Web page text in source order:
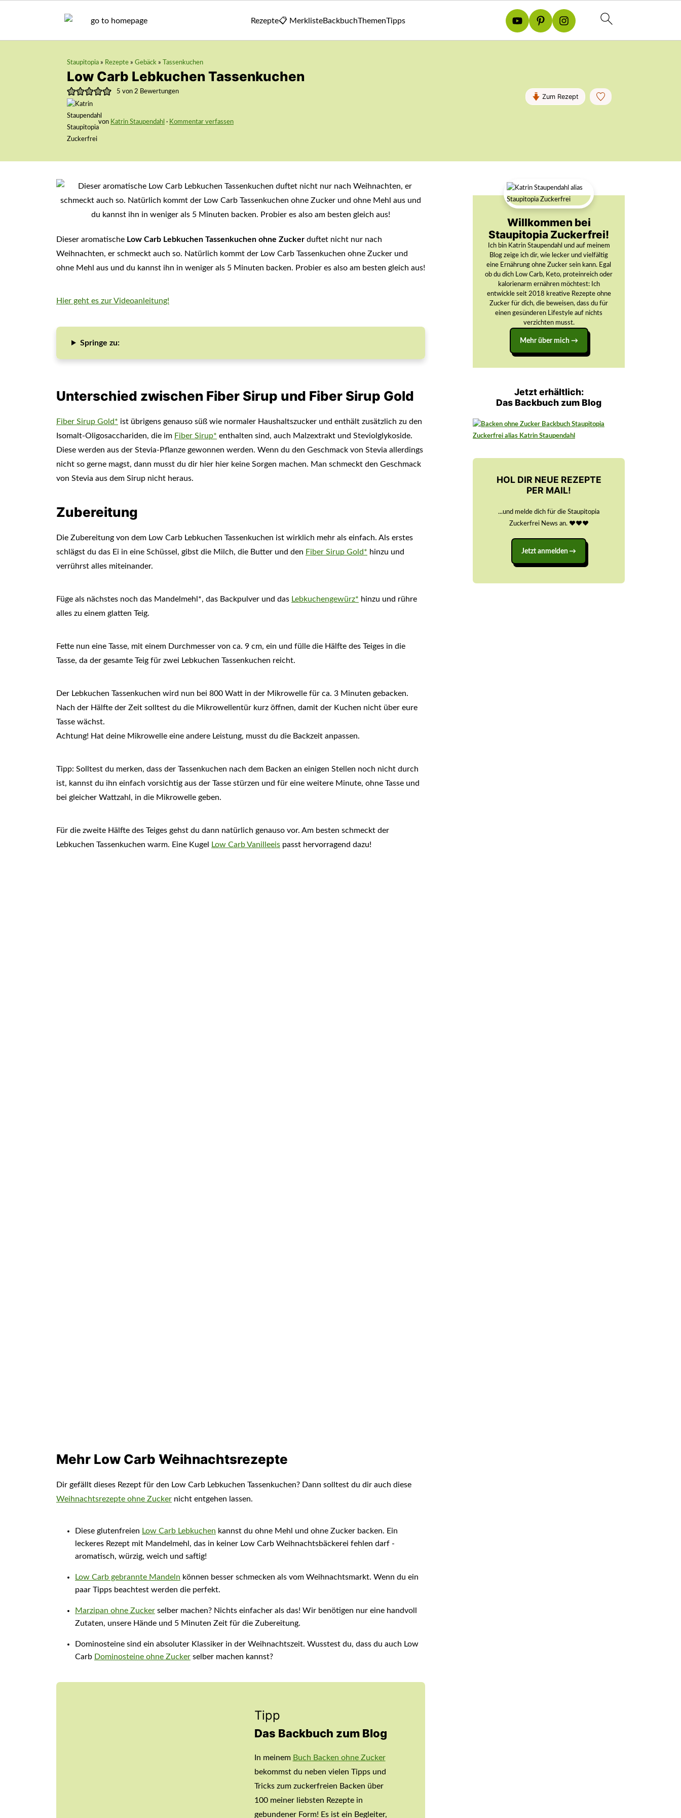
Rezepte📋 MerklisteBackbuchThemenTipps
Staupitopia » Rezepte » Gebäck » Tassenkuchen
Low Carb Lebkuchen Tassenkuchen
5 von 2 Bewertungen
von Katrin Staupendahl · Kommentar verfassen
Zum Rezept
Dieser aromatische Low Carb Lebkuchen Tassenkuchen ohne Zucker duftet nicht nur nach
Weihnachten, er schmeckt auch so. Natürlich kommt der Low Carb Tassenkuchen ohne Zucker und
ohne Mehl aus und du kannst ihn in weniger als 5 Minuten backen. Probier es also am besten gleich aus!
Hier geht es zur Videoanleitung!
Springe zu:
Unterschied zwischen Fiber Sirup und Fiber Sirup Gold
Fiber Sirup Gold* ist übrigens genauso süß wie normaler Haushaltszucker und enthält zusätzlich zu den
Isomalt-Oligosacchariden, die im Fiber Sirup* enthalten sind, auch Malzextrakt und Steviolglykoside.
Diese werden aus der Stevia-Pflanze gewonnen werden. Wenn du den Geschmack von Stevia allerdings
nicht so gerne magst, dann musst du dir hier hier keine Sorgen machen. Man schmeckt den Geschmack
von Stevia aus dem Sirup nicht heraus.
Zubereitung
Die Zubereitung von dem Low Carb Lebkuchen Tassenkuchen ist wirklich mehr als einfach. Als erstes
schlägst du das Ei in eine Schüssel, gibst die Milch, die Butter und den Fiber Sirup Gold* hinzu und
verrührst alles miteinander.
Füge als nächstes noch das Mandelmehl*, das Backpulver und das Lebkuchengewürz* hinzu und rühre
alles zu einem glatten Teig.
Fette nun eine Tasse, mit einem Durchmesser von ca. 9 cm, ein und fülle die Hälfte des Teiges in die
Tasse, da der gesamte Teig für zwei Lebkuchen Tassenkuchen reicht.
Der Lebkuchen Tassenkuchen wird nun bei 800 Watt in der Mikrowelle für ca. 3 Minuten gebacken.
Nach der Hälfte der Zeit solltest du die Mikrowellentür kurz öffnen, damit der Kuchen nicht über eure
Tasse wächst.
Achtung! Hat deine Mikrowelle eine andere Leistung, musst du die Backzeit anpassen.
Tipp: Solltest du merken, dass der Tassenkuchen nach dem Backen an einigen Stellen noch nicht durch
ist, kannst du ihn einfach vorsichtig aus der Tasse stürzen und für eine weitere Minute, ohne Tasse und
bei gleicher Wattzahl, in die Mikrowelle geben.
Für die zweite Hälfte des Teiges gehst du dann natürlich genauso vor. Am besten schmeckt der
Lebkuchen Tassenkuchen warm. Eine Kugel
Low Carb Vanilleeis passt hervorragend dazu!
Mehr Low Carb Weihnachtsrezepte
Dir gefällt dieses Rezept für den Low Carb Lebkuchen Tassenkuchen? Dann solltest du dir auch diese
Weihnachtsrezepte ohne Zucker nicht entgehen lassen.
Diese glutenfreien Low Carb Lebkuchen kannst du ohne Mehl und ohne Zucker backen. Ein
leckeres Rezept mit Mandelmehl, das in keiner Low Carb Weihnachtsbäckerei fehlen darf -
aromatisch, würzig, weich und saftig!
Low Carb gebrannte Mandeln können besser schmecken als vom Weihnachtsmarkt. Wenn du ein
paar Tipps beachtest werden die perfekt.
Marzipan ohne Zucker selber machen? Nichts einfacher als das! Wir benötigen nur eine handvoll
Zutaten, unsere Hände und 5 Minuten Zeit für die Zubereitung.
Dominosteine sind ein absoluter Klassiker in der Weihnachtszeit. Wusstest du, dass du auch Low
Carb Dominosteine ohne Zucker selber machen kannst?
Tipp
Das Backbuch zum Blog
In meinem Buch Backen ohne Zucker
bekommst du neben vielen Tipps und
Tricks zum zuckerfreien Backen über
100 meiner liebsten Rezepte in
gebundener Form! Es ist ein Begleiter,
Willkommen bei
Staupitopia Zuckerfrei!
Ich bin Katrin Staupendahl und auf meinem
Blog zeige ich dir, wie lecker und vielfältig
eine Ernährung ohne Zucker sein kann. Egal
ob du dich Low Carb, Keto, proteinreich oder
kalorienarm ernähren möchtest: Ich
entwickle seit 2018 kreative Rezepte ohne
Zucker für dich, die beweisen, dass du für
einen gesünderen Lifestyle auf nichts
verzichten musst.
Mehr über mich →
Jetzt erhältlich:
Das Backbuch zum Blog
HOL DIR NEUE REZEPTE
PER MAIL!
...und melde dich für die Staupitopia
Zuckerfrei News an. ♥️♥️♥️
Jetzt anmelden